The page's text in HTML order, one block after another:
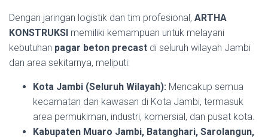
Dengan jaringan logistik dan tim profesional, ARTHA
KONSTRUKSI memiliki kemampuan untuk melayani
kebutuhan pagar beton precast di seluruh wilayah Jambi
dan area sekitarnya, meliputi:
Kota Jambi (Seluruh Wilayah): Mencakup semua
kecamatan dan kawasan di Kota Jambi, termasuk
area permukiman, industri, komersial, dan pusat kota.
Kabupaten Muaro Jambi, Batanghari, Sarolangun,